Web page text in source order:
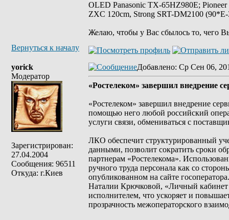
OLED Panasonic TX-65HZ980E;
ZXC 120cm, Strong SRT-DM2100
Желаю, чтобы у Вас сбылось то, чего
Вернуться к началу
yorick
Модератор
Зарегистрирован:
27.04.2004
Сообщения: 96511
Откуда: г.Киев
Добавлено: Ср Сен 06,
«Ростелеком» завершил внедрение
«Ростелеком» завершил внедрение
помощью него любой российский
услуги связи, обмениваться с
ЛКО обеспечит структурированный
данными, позволит сократить сроки
партнерам «Ростелекома».
ручного труда персонала как со
опубликованном на сайте
Наталии Крючковой, «Личный кабинет
исполнителем, что ускоряет и
прозрачность межоператорского